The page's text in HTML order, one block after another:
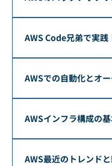
AWS Code兄弟で実
AWSでの自動化とオ
AWSインフラ構成の
AWS最近のトレンド